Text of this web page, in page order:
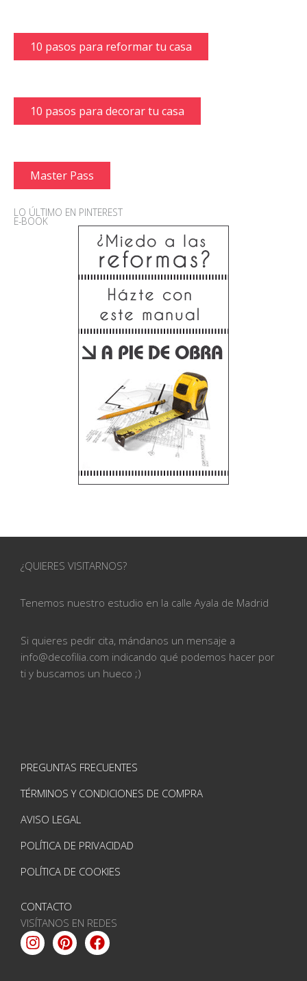
10 pasos para reformar tu casa
10 pasos para decorar tu casa
Master Pass
LO ÚLTIMO EN PINTEREST
E-BOOK
¿QUIERES VISITARNOS?
Tenemos nuestro estudio en la calle Ayala de Madrid
Si quieres pedir cita, mándanos un mensaje a
info@decofilia.com indicando qué podemos hacer por
ti y buscamos un hueco ;)
PREGUNTAS FRECUENTES
TÉRMINOS Y CONDICIONES DE COMPRA
AVISO LEGAL
POLÍTICA DE PRIVACIDAD
POLÍTICA DE COOKIES
CONTACTO
VISÍTANOS EN REDES
Instagram
PinterestFacebook